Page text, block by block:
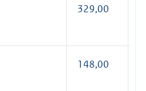
329,00
148,00